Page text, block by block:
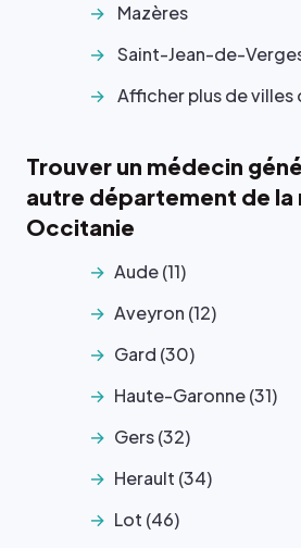
Mazères
Saint-Jean-de-
Afficher plus de villes
Trouver un médecin
autre département de la
Occitanie
Aude (11)
Aveyron (12)
Gard (30)
Haute-Garonne (31)
Gers (32)
Herault (34)
Lot (46)